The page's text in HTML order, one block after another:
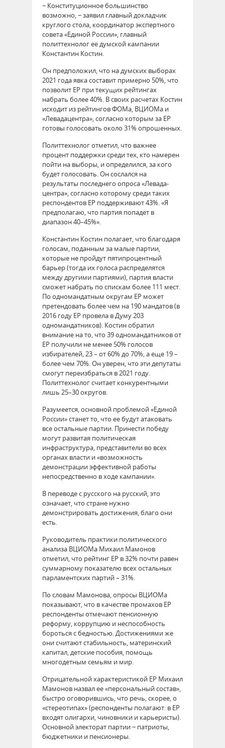
− Конституционное большинство
возможно, − заявил главный докладчик
круглого стола, координатор экспертного
совета «Единой России», главный
политтехнолог ее думской кампании
Константин Костин.
Он предположил, что на думских выборах
2021 года явка составит примерно 50%, что
позволит ЕР при текущих рейтингах
набрать более 40%. В своих расчетах Костин
исходит из рейтингов ФОМа, ВЦИОМа и
«Левадацентра», согласно которым за ЕР
готовы голосовать около 31% опрошенных.
Политтехнолог отметил, что важнее
процент поддержки среди тех, кто намерен
пойти на выборы, и определился, за кого
будет голосовать. Он сослался на
результаты последнего опроса «Левада-
центра», согласно которому среди таких
респондентов ЕР поддерживают 43%. «Я
предполагаю, что партия попадет в
диапазон 40–45%».
Константин Костин полагает, что благодаря
голосам, поданным за малые партии,
которые не пройдут пятипроцентный
барьер (тогда их голоса распределятся
между другими партиями), партия власти
сможет набрать по спискам более 111 мест.
По одномандатным округам ЕР может
претендовать более чем на 190 мандатов (в
2016 году ЕР провела в Думу 203
одномандатников). Костин обратил
внимание на то, что 39 одномандатников от
ЕР получили не менее 50% голосов
избирателей, 23 – от 60% до 70%, а еще 19 –
более чем 70%. Он уверен, что эти депутаты
смогут переизбраться в 2021 году.
Политтехнолог считает конкурентными
лишь 25–30 округов.
Разумеется, основной проблемой «Единой
России» станет то, что ее будут атаковать
все остальные партии. Принести победу
могут развитая политическая
инфраструктура, представители во всех
органах власти и «возможность
демонстрации эффективной работы
непосредственно в ходе кампании».
В переводе с русского на русский, это
означает, что стране нужно
демонстрировать достижения, благо они
есть.
Руководитель практики политического
анализа ВЦИОМа Михаил Мамонов
отметил, что рейтинг ЕР в 32% почти равен
суммарному показателю всех остальных
парламентских партий – 31%.
По словам Мамонова, опросы ВЦИОМа
показывают, что в качестве промахов ЕР
респонденты отмечают пенсионную
реформу, коррупцию и неспособность
бороться с бедностью. Достижениями же
они считают стабильность, материнский
капитал, детские пособия, помощь
многодетным семьям и мир.
Отрицательной характеристикой ЕР Михаил
Мамонов назвал ее «персональный состав»,
быстро оговорившись, что речь, скорее, о
«стереотипах» (респонденты полагают: в ЕР
входят олигархи, чиновники и карьеристы).
Основной электорат партии − патриоты,
бюджетники и пенсионеры.